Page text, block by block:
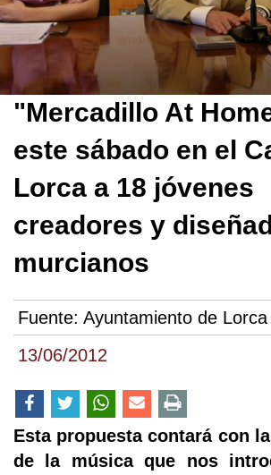
13/06/2012
"Mercadillo At
este sábado en el
Lorca a 18 jóvenes
creadores y
murcianos
Fuente: Ayuntamiento de Lorca
Esta propuesta contará con
de la música que nos